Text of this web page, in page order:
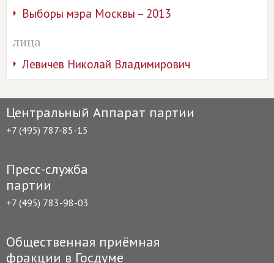
Выборы мэра Москвы – 2013
лица
Левичев Николай Владимирович
Центральный Аппарат партии
+7 (495) 787-85-15
Пресс-служба
партии
+7 (495) 783-98-03
Общественная приёмная
фракции в Госдуме